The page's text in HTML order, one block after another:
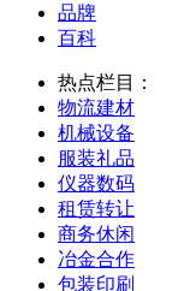
品牌
百科
热点栏目：
物流建材
机械设备
服装礼品
仪器数码
租赁转让
商务休闲
冶金合作
包装印刷